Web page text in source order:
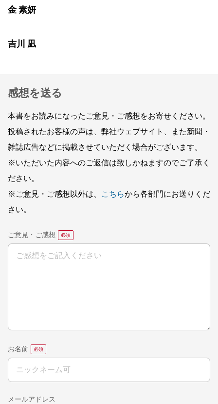
金 素妍
吉川 凪
感想を送る
本書をお読みになったご意見・ご感想をお寄せください。
投稿されたお客様の声は、弊社ウェブサイト、また新聞・
雑誌広告などに掲載させていただく場合がございます。
※いただいた内容へのご返信は致しかねますのでご了承く
ださい。
※ご意見・ご感想以外は、
こちらから各部門にお送りくだ
さい。
ご意見・ご感想
お名前
メールアドレス